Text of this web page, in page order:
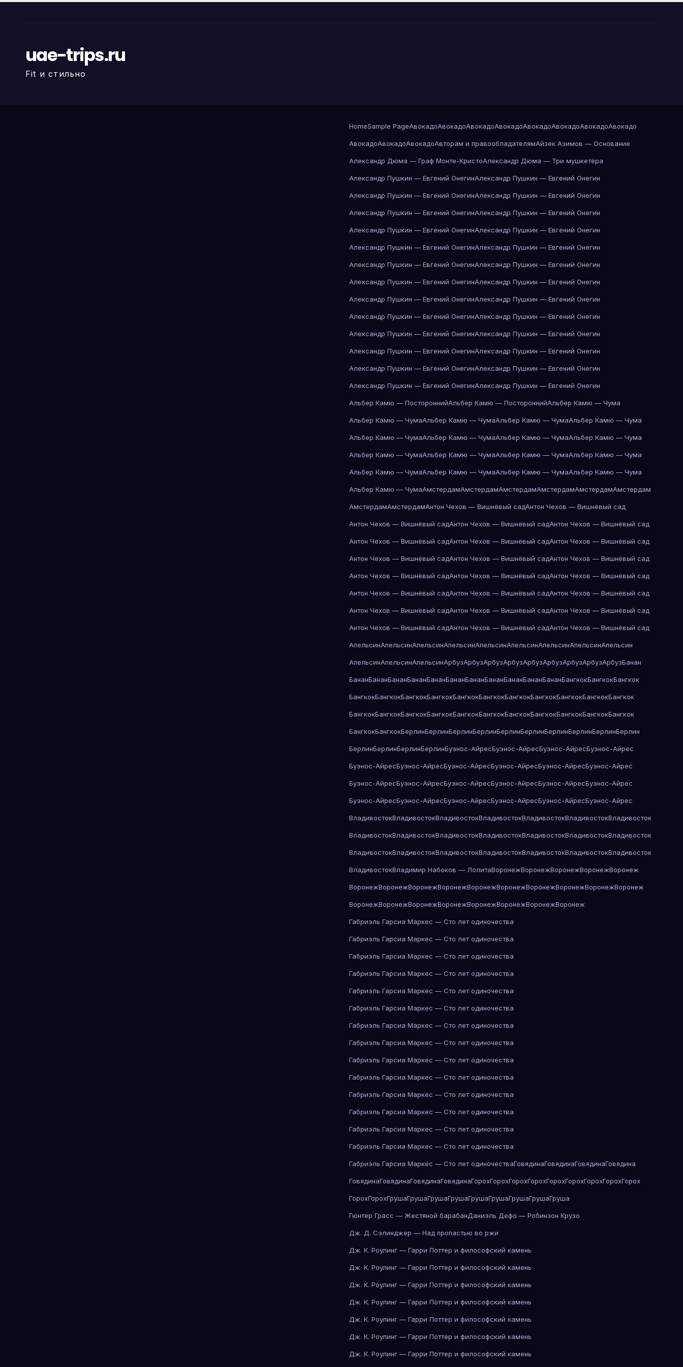
uae-trips.ru
Fit и стильно
HomeSample PageАвокадоАвокадоАвокадоАвокадоАвокадоАвокадоАвокадоАвокадо
АвокадоАвокадоАвокадоАвторам и правообладателямАйзек Азимов — Основание
Александр Дюма — Граф Монте-КристоАлександр Дюма — Три мушкетёра
Александр Пушкин — Евгений ОнегинАлександр Пушкин — Евгений Онегин
Александр Пушкин — Евгений ОнегинАлександр Пушкин — Евгений Онегин
Александр Пушкин — Евгений ОнегинАлександр Пушкин — Евгений Онегин
Александр Пушкин — Евгений ОнегинАлександр Пушкин — Евгений Онегин
Александр Пушкин — Евгений ОнегинАлександр Пушкин — Евгений Онегин
Александр Пушкин — Евгений ОнегинАлександр Пушкин — Евгений Онегин
Александр Пушкин — Евгений ОнегинАлександр Пушкин — Евгений Онегин
Александр Пушкин — Евгений ОнегинАлександр Пушкин — Евгений Онегин
Александр Пушкин — Евгений ОнегинАлександр Пушкин — Евгений Онегин
Александр Пушкин — Евгений ОнегинАлександр Пушкин — Евгений Онегин
Александр Пушкин — Евгений ОнегинАлександр Пушкин — Евгений Онегин
Александр Пушкин — Евгений ОнегинАлександр Пушкин — Евгений Онегин
Александр Пушкин — Евгений ОнегинАлександр Пушкин — Евгений Онегин
Альбер Камю — ПостороннийАльбер Камю — ПостороннийАльбер Камю — Чума
Альбер Камю — ЧумаАльбер Камю — ЧумаАльбер Камю — ЧумаАльбер Камю — Чума
Альбер Камю — ЧумаАльбер Камю — ЧумаАльбер Камю — ЧумаАльбер Камю — Чума
Альбер Камю — ЧумаАльбер Камю — ЧумаАльбер Камю — ЧумаАльбер Камю — Чума
Альбер Камю — ЧумаАльбер Камю — ЧумаАльбер Камю — ЧумаАльбер Камю — Чума
Альбер Камю — ЧумаАмстердамАмстердамАмстердамАмстердамАмстердамАмстердам
АмстердамАмстердамАнтон Чехов — Вишнёвый садАнтон Чехов — Вишнёвый сад
Антон Чехов — Вишнёвый садАнтон Чехов — Вишнёвый садАнтон Чехов — Вишнёвый сад
Антон Чехов — Вишнёвый садАнтон Чехов — Вишнёвый садАнтон Чехов — Вишнёвый сад
Антон Чехов — Вишнёвый садАнтон Чехов — Вишнёвый садАнтон Чехов — Вишнёвый сад
Антон Чехов — Вишнёвый садАнтон Чехов — Вишнёвый садАнтон Чехов — Вишнёвый сад
Антон Чехов — Вишнёвый садАнтон Чехов — Вишнёвый садАнтон Чехов — Вишнёвый сад
Антон Чехов — Вишнёвый садАнтон Чехов — Вишнёвый садАнтон Чехов — Вишнёвый сад
Антон Чехов — Вишнёвый садАнтон Чехов — Вишнёвый садАнтон Чехов — Вишнёвый сад
АпельсинАпельсинАпельсинАпельсинАпельсинАпельсинАпельсинАпельсинАпельсин
АпельсинАпельсинАпельсинАрбузАрбузАрбузАрбузАрбузАрбузАрбузАрбузАрбузБанан
БананБананБананБананБананБананБананБананБананБананБананБангкокБангкокБангкок
БангкокБангкокБангкокБангкокБангкокБангкокБангкокБангкокБангкокБангкокБангкок
БангкокБангкокБангкокБангкокБангкокБангкокБангкокБангкокБангкокБангкокБангкок
БангкокБангкокБерлинБерлинБерлинБерлинБерлинБерлинБерлинБерлинБерлинБерлин
БерлинБерлинБерлинБерлинБуэнос-АйресБуэнос-АйресБуэнос-АйресБуэнос-Айрес
Буэнос-АйресБуэнос-АйресБуэнос-АйресБуэнос-АйресБуэнос-АйресБуэнос-Айрес
Буэнос-АйресБуэнос-АйресБуэнос-АйресБуэнос-АйресБуэнос-АйресБуэнос-Айрес
Буэнос-АйресБуэнос-АйресБуэнос-АйресБуэнос-АйресБуэнос-АйресБуэнос-Айрес
ВладивостокВладивостокВладивостокВладивостокВладивостокВладивостокВладивосток
ВладивостокВладивостокВладивостокВладивостокВладивостокВладивостокВладивосток
ВладивостокВладивостокВладивостокВладивостокВладивостокВладивостокВладивосток
ВладивостокВладимир Набоков — ЛолитаВоронежВоронежВоронежВоронежВоронеж
ВоронежВоронежВоронежВоронежВоронежВоронежВоронежВоронежВоронежВоронеж
ВоронежВоронежВоронежВоронежВоронежВоронежВоронежВоронеж
Габриэль Гарсиа Маркес — Сто лет одиночества
Габриэль Гарсиа Маркес — Сто лет одиночества
Габриэль Гарсиа Маркес — Сто лет одиночества
Габриэль Гарсиа Маркес — Сто лет одиночества
Габриэль Гарсиа Маркес — Сто лет одиночества
Габриэль Гарсиа Маркес — Сто лет одиночества
Габриэль Гарсиа Маркес — Сто лет одиночества
Габриэль Гарсиа Маркес — Сто лет одиночества
Габриэль Гарсиа Маркес — Сто лет одиночества
Габриэль Гарсиа Маркес — Сто лет одиночества
Габриэль Гарсиа Маркес — Сто лет одиночества
Габриэль Гарсиа Маркес — Сто лет одиночества
Габриэль Гарсиа Маркес — Сто лет одиночества
Габриэль Гарсиа Маркес — Сто лет одиночества
Габриэль Гарсиа Маркес — Сто лет одиночестваГовядинаГовядинаГовядинаГовядина
ГовядинаГовядинаГовядинаГовядинаГорохГорохГорохГорохГорохГорохГорохГорохГорох
ГорохГорохГрушаГрушаГрушаГрушаГрушаГрушаГрушаГрушаГруша
Гюнтер Грасс — Жестяной барабанДаниэль Дефо — Робинзон Крузо
Дж. Д. Сэлинджер — Над пропастью во ржи
Дж. К. Роулинг — Гарри Поттер и философский камень
Дж. К. Роулинг — Гарри Поттер и философский камень
Дж. К. Роулинг — Гарри Поттер и философский камень
Дж. К. Роулинг — Гарри Поттер и философский камень
Дж. К. Роулинг — Гарри Поттер и философский камень
Дж. К. Роулинг — Гарри Поттер и философский камень
Дж. К. Роулинг — Гарри Поттер и философский камень